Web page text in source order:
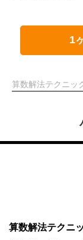
1
算数解法テクニッ
算数解法テクニ